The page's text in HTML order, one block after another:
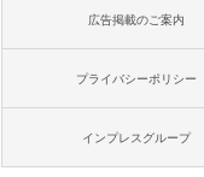
広告掲載のご案内
プライバシーポリシー
インプレスグループ